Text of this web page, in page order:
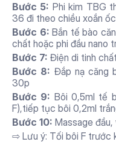
Bước 5: Phi kim TBG
36 đi theo chiều xoắn ốc
Bước 6: Bắn tế bào
chất hoặc phi đầu nano
Bước 7: Điện di tinh
Bước 8: Đắp nạ căng
30p
Bước 9: Bôi 0,5ml tế
F),tiếp tục bôi 0,2ml
Bước 10: Massage đầu,
⇨ Lưu ý: Tối bôi F trước